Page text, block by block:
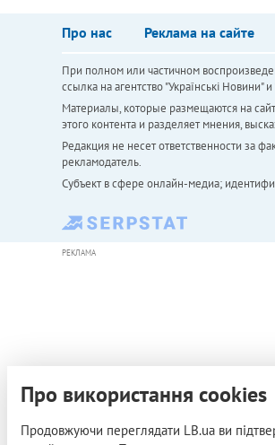
Про нас Реклама на сайте
При полном или частичном
ссылка на агентство "Українськi Новини"
Материалы, которые размещаются на
этого контента и разделяет мнения,
Редакция не несет ответственности за
рекламодатель.
Субъект в сфере онлайн-медиа;
РЕКЛАМА
Про використання cookies
Продовжуючи переглядати LB.ua ви